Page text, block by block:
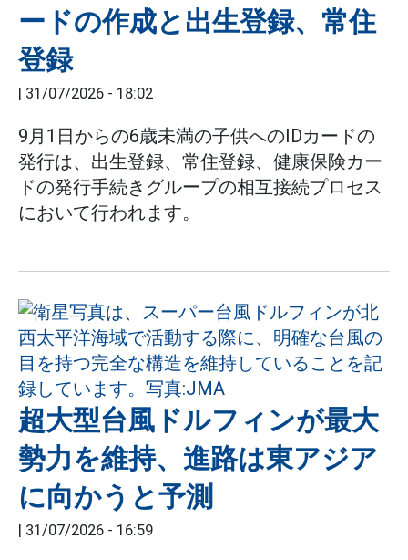
ードの作成と出生登録、常住
登録
| 31/07/2026 - 18:02
9月1日からの6歳未満の子供へのIDカードの
発行は、出生登録、常住登録、健康保険カー
ドの発行手続きグループの相互接続プロセス
において行われます。
超大型台風ドルフィンが最大
勢力を維持、進路は東アジア
に向かうと予測
| 31/07/2026 - 16:59